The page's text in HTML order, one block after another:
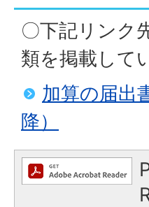
〇下記リンク
類を掲載して
加算の届出
降）